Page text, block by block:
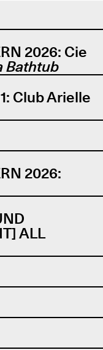
2026: Cie
Bathtub
Club Arielle
2026:
ALL